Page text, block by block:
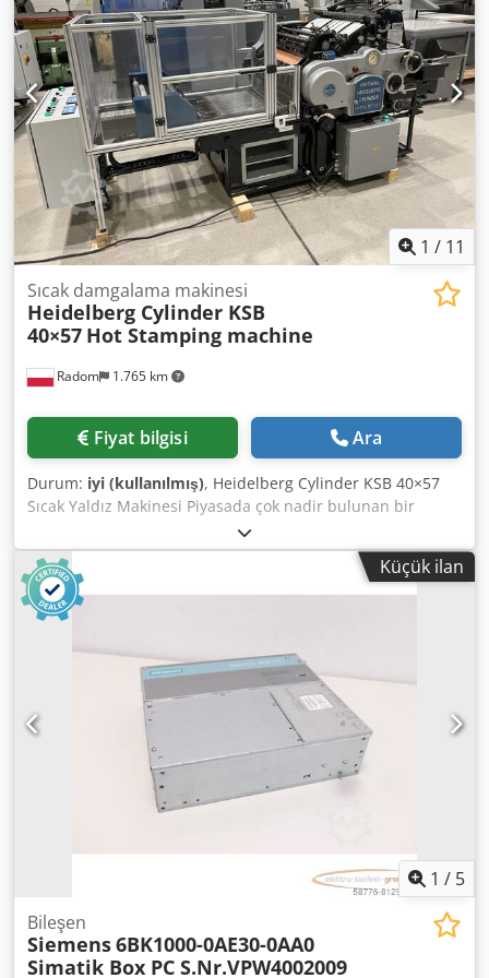
1 / 11
Radom 1.765 km
Sıcak damgalama makinesi
Heidelberg Cylinder KSB
40×57 Hot Stamping machine
Fiyat bilgisi Ara
Durum: iyi (kullanılmış), Heidelberg Cylinder KSB 40×57
Sıcak Yaldız Makinesi Piyasada çok nadir bulunan bir
model. Makine çalışmaya hazır ve çok iyi durumda.
Kontrolden geçmiş. Fabrikada monte edilmiş yeni sıcak
yaldız ünitesi. Kesim için uygun. Merkezi yağlama. Format
40x57cm Dsdozc Rxbepfx Adpokr Ağırlık 3500kg 380V
elektrik beslemesi Ekstra bileşenler, dolgu maddeleri ve
Küçük ilan
1 / 5
Bileşen
Siemens6BK1000-0AE30-0AA0
Simatik Box PC S.Nr.VPW4002009